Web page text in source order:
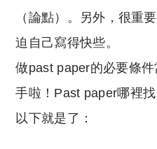
（論點）。另外，很重
迫自己寫得快些。
做past paper的必要條
手啦！Past paper哪裡
以下就是了：